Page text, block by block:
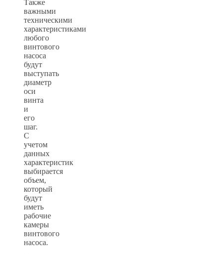
Также
важными
техническими
характеристиками
любого
винтового
насоса
будут
выступать
диаметр
оси
винта
и
его
шаг.
С
учетом
данных
характеристик
выбирается
объем,
который
будут
иметь
рабочие
камеры
винтового
насоса.